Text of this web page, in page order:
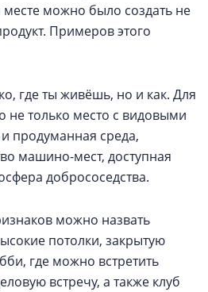
можно было создать не
Примеров этого
где ты живёшь, но и как. Для
не только место с видовыми
продуманная среда,
машино-мест, доступная
добрососедства.
можно назвать
потолки, закрытую
где можно встретить
встречу, а также клуб